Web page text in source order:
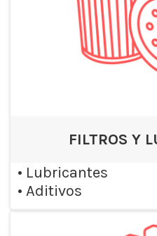
FILTROS Y
• Lubricantes
• Aditivos